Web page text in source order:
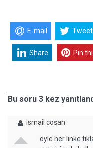
E-mail Tweet
Share Pin
Bu soru 3 kez
ismail coşan
öyle her linke